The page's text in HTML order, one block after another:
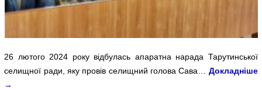
26 лютого 2024 року відбулась апаратна нарада Тарутинської
селищної ради, яку провів селищний голова Сава… Докладніше
→